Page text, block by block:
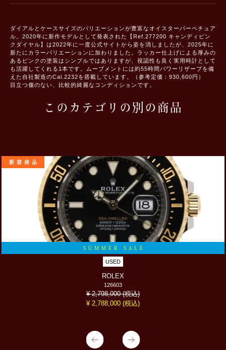
ダイアルとケースサイズのバリエーションが豊富なオイスターパーペチュア
ル。2020年に新作モデルとして発表された【Ref.277200 キャンディピン
クダイヤル】は2022年に一度公式サイトから姿を消しましたが、2025年に
新たにカラーバリエーションに加わりました。ラッカー仕上げによる厚みの
あるピンクの塗装はシンプルではありますが、視認性も良く実用時計として
も活躍してくれる1本です。ムーブメントには約55時間パワーリザーブを備
えた自社製造のCal.2232を搭載しています。（参考定価：930,600円）
目立つ傷のない、比較的綺麗なコンディションです。
このカテゴリの別の商品
SUMMER SALE
USED
ROLEX
126603
¥ 2,798,000(税込)
¥ 2,788,000 (税込)
新着商品